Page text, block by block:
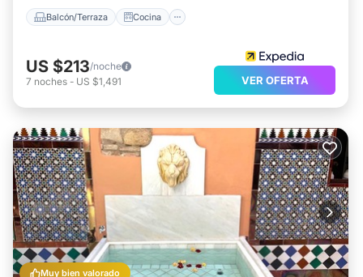
Balcón/Terraza Cocina
US $213/noche
7 noches - US $1,491 VER OFERTA
Muy bien valorado